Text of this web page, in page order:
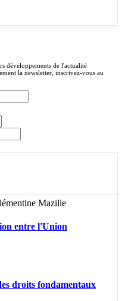
développements de l'actualité
la newsletter, inscrivez-vous au
Mazille
entre l'Union
droits fondamentaux